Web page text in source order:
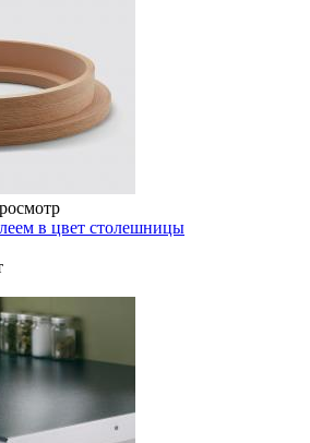
в цвет столешницы